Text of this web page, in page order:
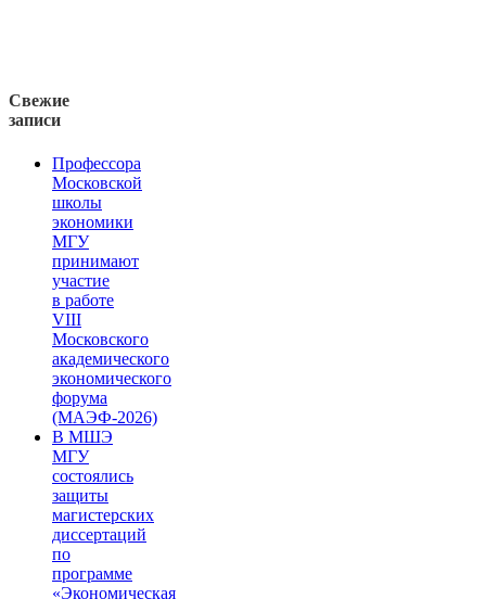
Свежие
записи
Профессора
Московской
школы
экономики
МГУ
принимают
участие
в работе
VIII
Московского
академического
экономического
форума
(МАЭФ-2026)
В МШЭ
МГУ
состоялись
защиты
магистерских
диссертаций
по
программе
«Экономическая